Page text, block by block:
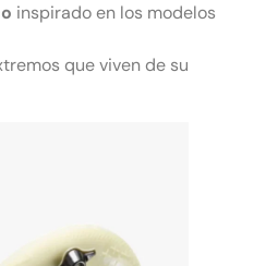
inspirado en los modelos
que viven de su